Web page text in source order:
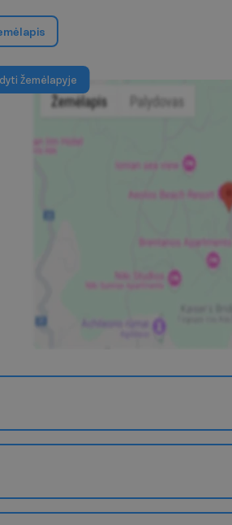
mėlapis
dyti žemė apyje